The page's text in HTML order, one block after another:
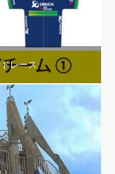
レース